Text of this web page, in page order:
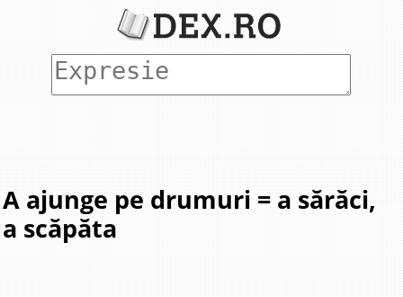
A ajunge pe drumuri = a sărăci,
a scăpăta